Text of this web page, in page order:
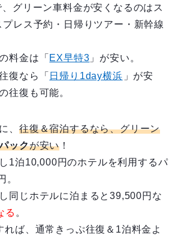
グリーン車料金が安くなるのはス
レス予約・日帰りツアー・新幹線
料金は「 EX早特3 」が安い。
復なら「 日帰り1day横浜 」が安
往復も可能。
、 往復＆宿泊するなら、グリーン
ックが安い ！
1泊10,000円のホテルを利用するパ
。
同じホテルに泊まると39,500円な
る 。
れば、通常きっぷ往復＆1泊料金よ